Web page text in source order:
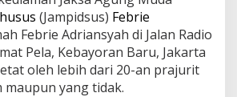
(Jampidsus) Febrie
Febrie Adriansyah di Jalan Radio
Pela, Kebayoran Baru, Jakarta
oleh lebih dari 20-an prajurit
yang tidak.